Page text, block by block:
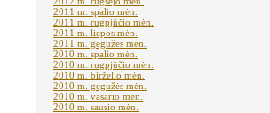
2011 m. spalio mėn.
2011 m. rugpjūčio mėn.
2011 m. liepos mėn.
2011 m. gegužės mėn.
2010 m. spalio mėn.
2010 m. rugpjūčio mėn.
2010 m. birželio mėn.
2010 m. gegužės mėn.
2010 m. vasario mėn.
2010 m. sausio mėn.